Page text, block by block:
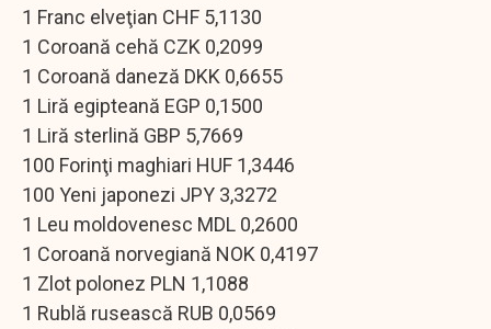
1 Franc elveţian CHF 5,1130
1 Coroană cehă CZK 0,2099
1 Coroană daneză DKK 0,6655
1 Liră egipteană EGP 0,1500
1 Liră sterlină GBP 5,7669
100 Forinţi maghiari HUF 1,3446
100 Yeni japonezi JPY 3,3272
1 Leu moldovenesc MDL 0,2600
1 Coroană norvegiană NOK 0,4197
1 Zlot polonez PLN 1,1088
1 Rublă rusească RUB 0,0569